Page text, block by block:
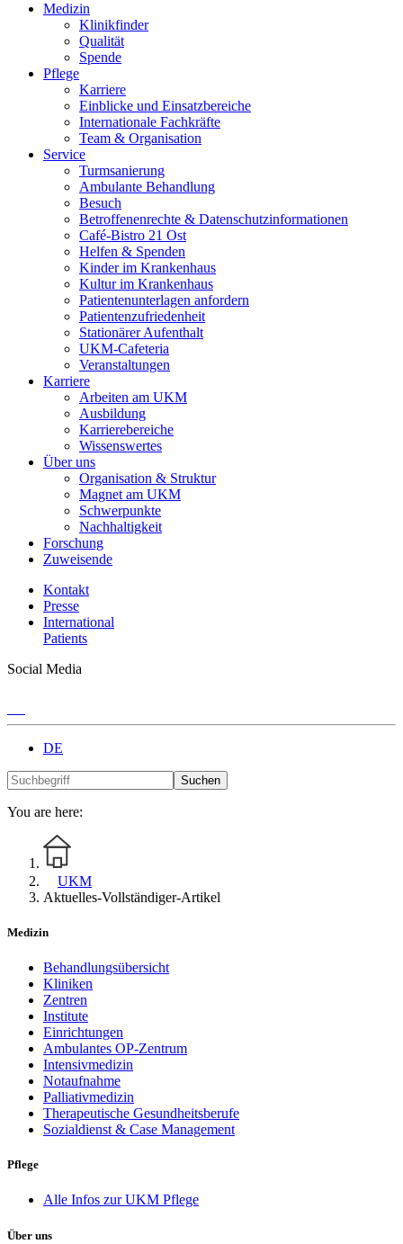
Medizin
Klinikfinder
Qualität
Spende
Pflege
Karriere
Einblicke und Einsatzbereiche
Internationale Fachkräfte
Team & Organisation
Service
Turmsanierung
Ambulante Behandlung
Besuch
Betroffenenrechte & Datenschutzinformationen
Café-Bistro 21 Ost
Helfen & Spenden
Kinder im Krankenhaus
Kultur im Krankenhaus
Patientenunterlagen anfordern
Patientenzufriedenheit
Stationärer Aufenthalt
UKM-Cafeteria
Veranstaltungen
Karriere
Arbeiten am UKM
Ausbildung
Karrierebereiche
Wissenswertes
Über uns
Organisation & Struktur
Magnet am UKM
Schwerpunkte
Nachhaltigkeit
Forschung
Zuweisende
Kontakt
Presse
International
Patients
Social Media
DE
Suchen
You are here:
UKM
Aktuelles-Vollständiger-Artikel
Medizin
Behandlungsübersicht
Kliniken
Zentren
Institute
Einrichtungen
Ambulantes OP-Zentrum
Intensivmedizin
Notaufnahme
Palliativmedizin
Therapeutische Gesundheitsberufe
Sozialdienst & Case Management
Pflege
Alle Infos zur UKM Pflege
Über uns